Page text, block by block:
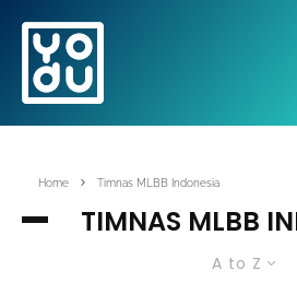
Home Timnas MLBB Indonesia
TIMNAS MLBB
A to Z